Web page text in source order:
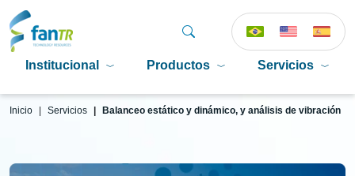
Institucional Productos Servicios
Inicio Servicios Balanceo estático y dinámico, y análisis de vibración